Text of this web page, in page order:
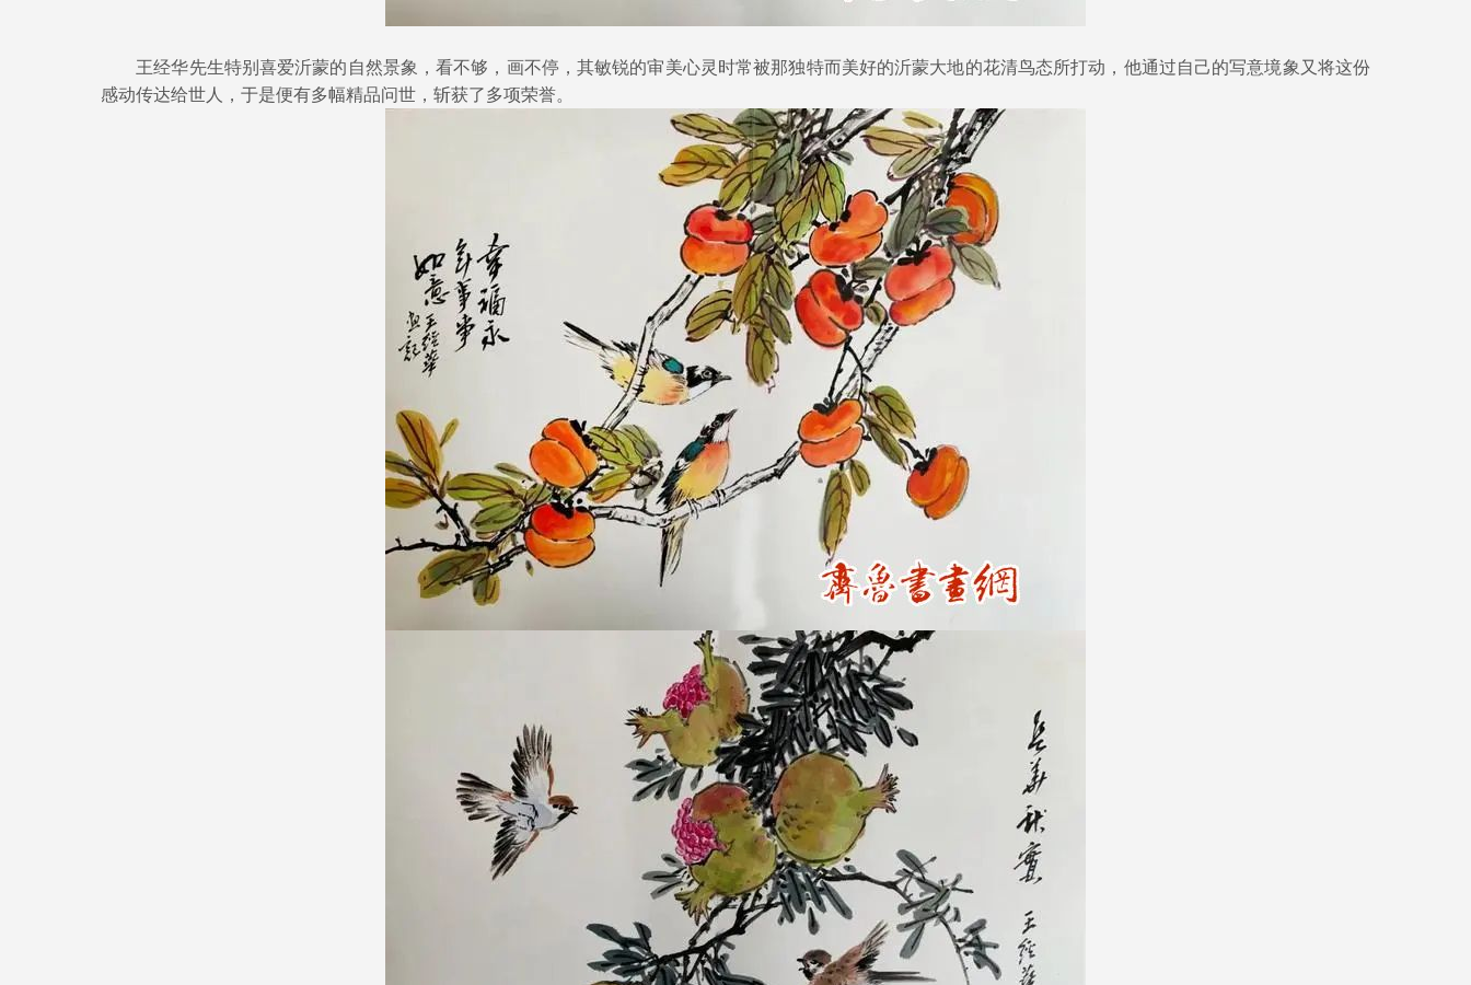
王经华先生特别喜爱沂蒙的自然景象，看不够，画不停，其敏锐的审美心灵时常被那独特而美好的沂蒙大地的花清鸟态所打动，他通过自己的写意境象又将这份
感动传达给世人，于是便有多幅精品问世，斩获了多项荣誉。